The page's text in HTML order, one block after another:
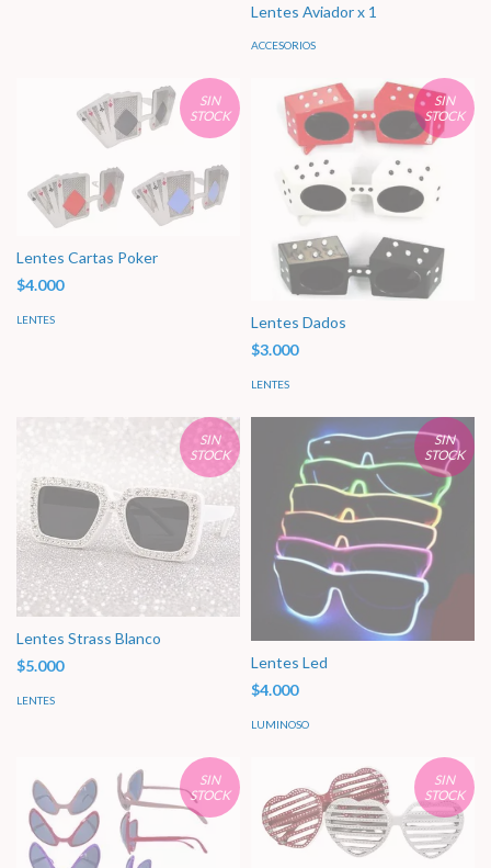
Lentes Aviador x 1
ACCESORIOS
SIN
STOCK
Lentes Cartas Poker
$4.000
LENTES
SIN
STOCK
Lentes Dados
$3.000
LENTES
SIN
STOCK
Lentes Strass Blanco
$5.000
LENTES
SIN
STOCK
Lentes Led
$4.000
LUMINOSO
SIN
STOCK
SIN
STOCK